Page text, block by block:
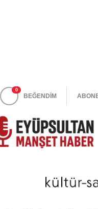
0
BEĞENDİM